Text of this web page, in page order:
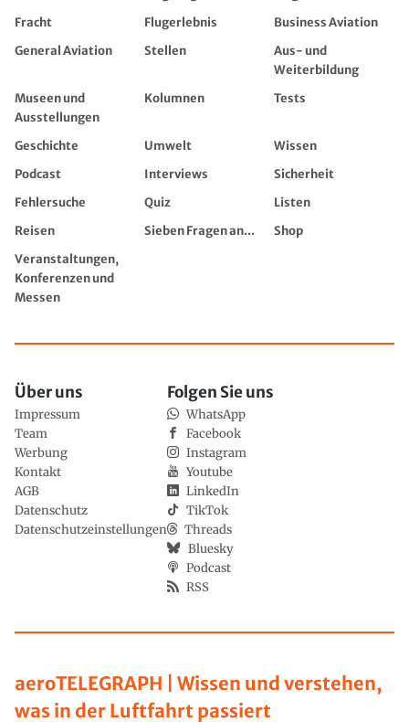
Fracht
Flugerlebnis
Business Aviation
General Aviation
Stellen
Aus- und
Weiterbildung
Museen und
Ausstellungen
Kolumnen Tests
Geschichte Umwelt
Wissen
Podcast
Interviews
Sicherheit
Fehlersuche
Quiz
Listen
Reisen
Sieben Fragen an...
Shop
Veranstaltungen,
Konferenzen und
Messen
aeroTELEGRAPH | Wissen und verstehen,
was in der Luftfahrt passiert
Über uns
Impressum
Team
Werbung
Kontakt
AGB
Datenschutz
Datenschutzeinstellungen
Folgen Sie uns
WhatsApp
Facebook
Instagram
Youtube
LinkedIn
TikTok
Threads
Bluesky
Podcast
RSS